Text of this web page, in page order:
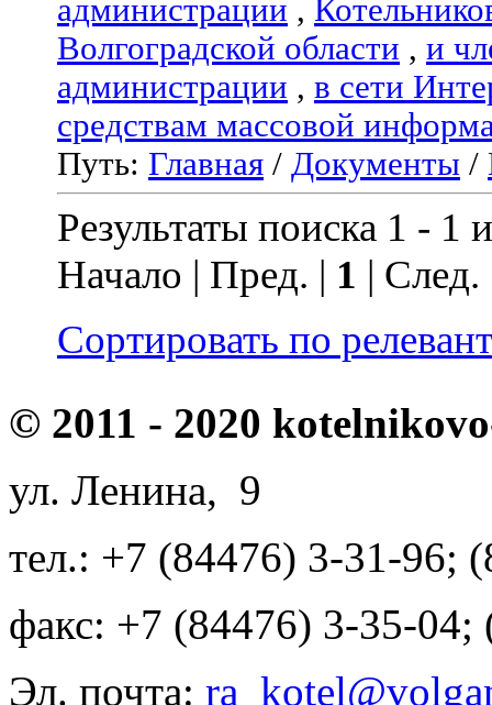
администрации ,
Волгоградской области , и
администрации , в сети
средствам массовой
Путь: Главная / Документы /
Результаты поиска 1 - 1
Начало | Пред. | 1 |
Сортировать по
© 2011 - 2020
ул. Ленина, 9
тел.: +7 (84476) 3-31-96;
факс: +7 (84476) 3-35-04;
Эл. почта: